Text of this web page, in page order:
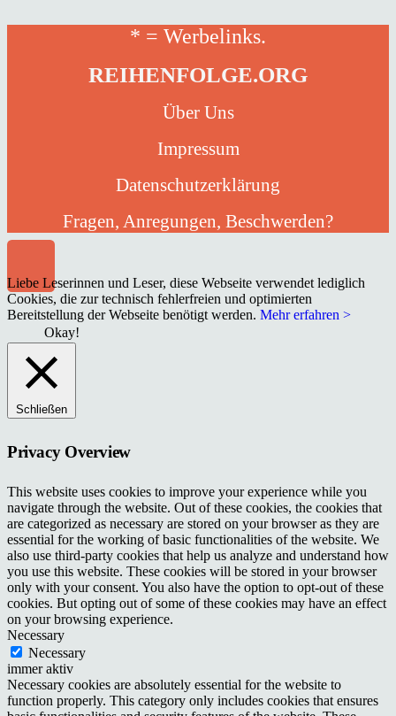
* = Werbelinks.
REIHENFOLGE.ORG
Über Uns
Impressum
Datenschutzerklärung
Fragen, Anregungen, Beschwerden?
Liebe Leserinnen und Leser, diese Webseite verwendet lediglich
Cookies, die zur technisch fehlerfreien und optimierten
Bereitstellung der Webseite benötigt werden. Mehr erfahren >
Okay!
Schließen
Privacy Overview
This website uses cookies to improve your experience while you
navigate through the website. Out of these cookies, the cookies that
are categorized as necessary are stored on your browser as they are
essential for the working of basic functionalities of the website. We
also use third-party cookies that help us analyze and understand how
you use this website. These cookies will be stored in your browser
only with your consent. You also have the option to opt-out of these
cookies. But opting out of some of these cookies may have an effect
on your browsing experience.
Necessary
Necessary
immer aktiv
Necessary cookies are absolutely essential for the website to
function properly. This category only includes cookies that ensures